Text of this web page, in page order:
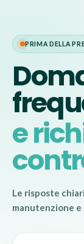
PRIMA DELLA
e
Le risposte
manutenzione